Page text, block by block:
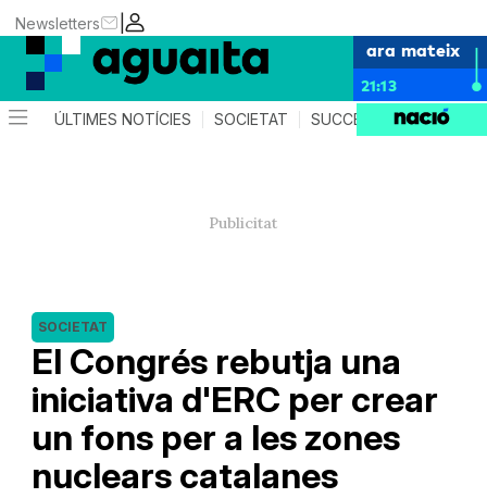
|
Newsletters
ara mateix
21:13
ÚLTIMES NOTÍCIES SOCIETAT SUCCESSOS AGENDA
El Congrés rebutja una
iniciativa d'ERC per crear
un fons per a les zones
nuclears catalanes
SOCIETAT